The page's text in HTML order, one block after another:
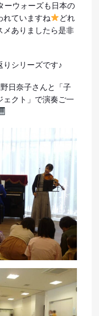
ーウォーズも日本の
れていますね
どれ
メありましたら是非
りシリーズです♪
日奈子さんと「子
ェクト」で演奏ご一